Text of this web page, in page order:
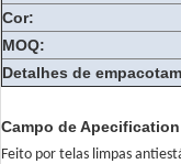
Cor:
MOQ:
Detalhes de
Campo de Apecification
Feito por telas limpas